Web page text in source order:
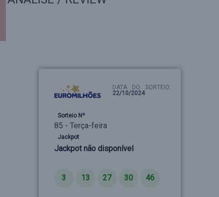
DATA DO SORTEIO:
22/10/2024
Sorteio Nº
85 - Terça-feira
Jackpot
Jackpot não disponível
3 13 27 30 46